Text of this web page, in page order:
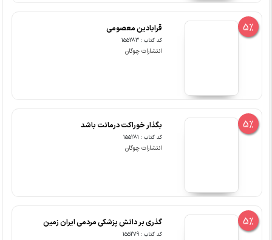
5% قرابادین معصومی
کد کتاب : 155283
انتشارات چوگان
5% بگذار خوراکت درمانت باشد
کد کتاب : 155281
انتشارات چوگان
5% گذری بر دانش پزشکی مردمی ایران زمین
کد کتاب : 155279